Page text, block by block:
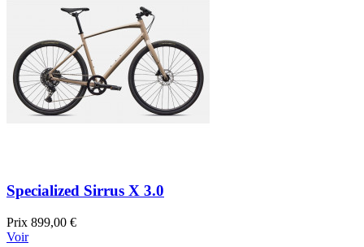
Specialized Sirrus X 3.0
Prix 899,00 €
Voir